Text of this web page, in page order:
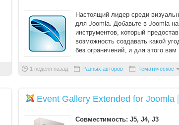
Настоящий лидер среди
для Joomla. Добавьте в Joomla
инструментов, который
возможность создавать какой
без ограничений, и для этого вам
1 неделя назад Разных авторов Тематическое
Event Gallery Extended for Joomla
Совместимость: J5, J4, J3
Логин
Пароль
Вступить в складчину